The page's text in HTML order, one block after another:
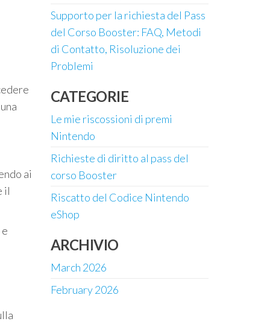
ai
il
Supporto per la richiesta del Pass
del Corso Booster: FAQ, Metodi
di Contatto, Risoluzione dei
Problemi
CATEGORIE
Le mie riscossioni di premi
Nintendo
Richieste di diritto al pass del
corso Booster
Riscatto del Codice Nintendo
eShop
ARCHIVIO
March 2026
February 2026